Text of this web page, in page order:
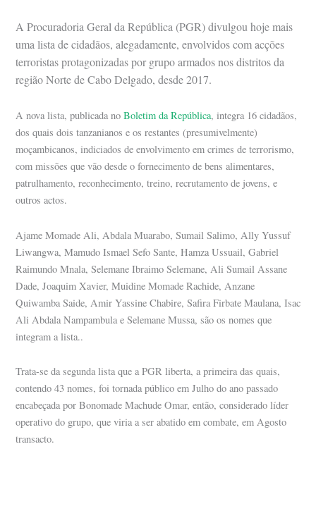
A Procuradoria Geral da República (PGR) divulgou hoje mais
uma lista de cidadãos, alegadamente, envolvidos com acções
terroristas protagonizadas por grupo armados nos distritos da
região Norte de Cabo Delgado, desde 2017.
A nova lista, publicada no Boletim da República, integra 16 cidadãos,
dos quais dois tanzanianos e os restantes (presumivelmente)
moçambicanos, indiciados de envolvimento em crimes de terrorismo,
com missões que vão desde o fornecimento de bens alimentares,
patrulhamento, reconhecimento, treino, recrutamento de jovens, e
outros actos.
Ajame Momade Ali, Abdala Muarabo, Sumail Salimo, Ally Yussuf
Liwangwa, Mamudo Ismael Sefo Sante, Hamza Ussuail, Gabriel
Raimundo Mnala, Selemane Ibraimo Selemane, Ali Sumail Assane
Dade, Joaquim Xavier, Muidine Momade Rachide, Anzane
Quiwamba Saide, Amir Yassine Chabire, Safira Firbate Maulana, Isac
Ali Abdala Nampambula e Selemane Mussa, são os nomes que
integram a lista..
Trata-se da segunda lista que a PGR liberta, a primeira das quais,
contendo 43 nomes, foi tornada público em Julho do ano passado
encabeçada por Bonomade Machude Omar, então, considerado líder
operativo do grupo, que viria a ser abatido em combate, em Agosto
transacto.